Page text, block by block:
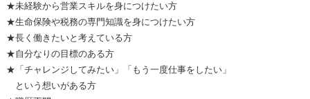
★未経験から営業スキルを身につけたい方
★生命保険や税務の専門知識を身につけたい方
★長く働きたいと考えている方
★自分なりの目標のある方
★「チャレンジしてみたい」「もう一度仕事をしたい」
という想いがある方